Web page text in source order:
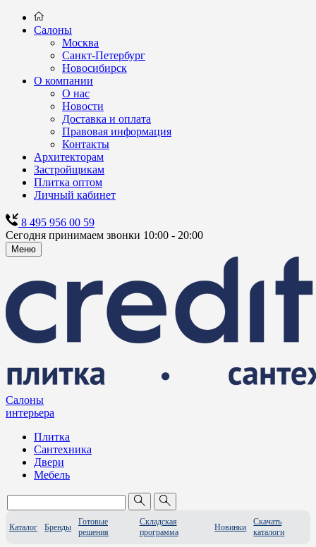
Салоны
Москва
Санкт-Петербург
Новосибирск
О компании
О нас
Новости
Доставка и оплата
Правовая информация
Контакты
Архитекторам
Застройщикам
Плитка оптом
Личный кабинет
8 495 956 00 59
Сегодня принимаем звонки 10:00 - 20:00
Меню
Салоны
интерьера
Плитка
Сантехника
Двери
Мебель
Каталог Бренды
Готовые
решения
Складская
программа
Новинки
Скачать
каталоги